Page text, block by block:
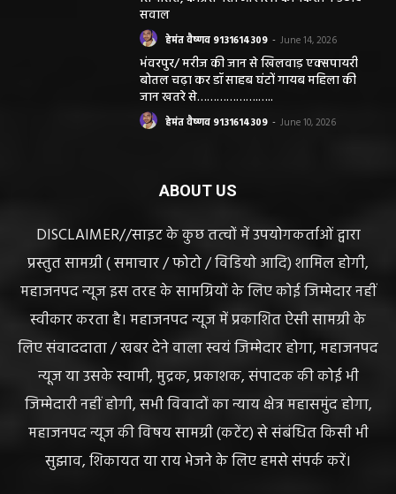
हेमंत वैष्णव 9131614309
भंवरपुर/ मरीज की जान से खिलवाड़ एक्सपायरी
बोतल चढ़ा कर डॉ साहब घंटों गायब महिला की
जान खतरे से……………….…..
हेमंत वैष्णव 9131614309
प्रस्तुत सामग्री ( समाचार / फोटो / विडियो आदि) शामिल होगी,
महाजनपद न्यूज इस तरह के सामग्रियों के लिए कोई जिम्मेदार नहीं
स्वीकार करता है। महाजनपद न्यूज में प्रकाशित ऐसी सामग्री के
लिए संवाददाता / खबर देने वाला स्वयं जिम्मेदार होगा, महाजनपद
न्यूज या उसके स्वामी, मुद्रक, प्रकाशक, संपादक की कोई भी
जिम्मेदारी नहीं होगी, सभी विवादों का न्याय क्षेत्र महासमुंद होगा,
महाजनपद न्यूज की विषय सामग्री (कटेंट) से संबंधित किसी भी
सुझाव, शिकायत या राय भेजने के लिए हमसे संपर्क करें।